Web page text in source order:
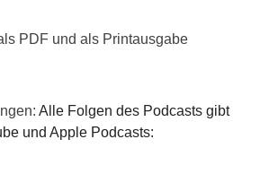
PDF und als Printausgabe
Alle Folgen des Podcasts gibt
und Apple Podcasts: